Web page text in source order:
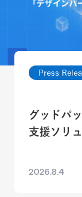
Press
グッドパ
支援ソリ
2026.8.4